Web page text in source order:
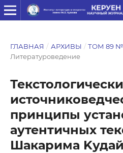
ГЛАВНАЯ / АРХИВЫ / ТОМ 89 №
Литературоведение
принципы
аутентичных
Шакарима